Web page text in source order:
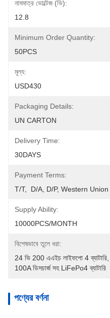
নামমাত্র ভোল্টেজ (ভি):
12.8
Minimum Order Quantity:
50PCS
মূল্য:
USD430
Packaging Details:
UN CARTON
Delivery Time:
30DAYS
Payment Terms:
T/T,  D/A, D/P, Western Union
Supply Ability:
10000PCS/MONTH
বিশেষভাবে তুলে ধরা:
24 ভি 200 এএইচ লাইফপো 4 ব্যাটারি
100A ডিসচার্জ সহ LiFePo4 ব্যাটারি
পণ্যের বর্ণনা